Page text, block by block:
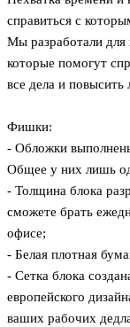
справиться с
Мы разработали для
которые помогут
все дела и
Фишки:
- Обложки
Общее у них лишь
- Толщина блока
сможете брать
офисе;
- Белая плотная
- Сетка блока
европейского
ваших рабочих